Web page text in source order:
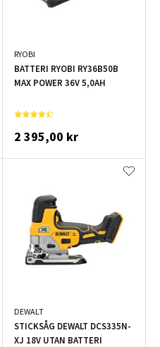
RYOBI
BATTERI RYOBI RY36B50B
MAX POWER 36V 5,0AH
2 395,00 kr
DEWALT
STICKSÅG DEWALT DCS335N-
XJ 18V UTAN BATTERI